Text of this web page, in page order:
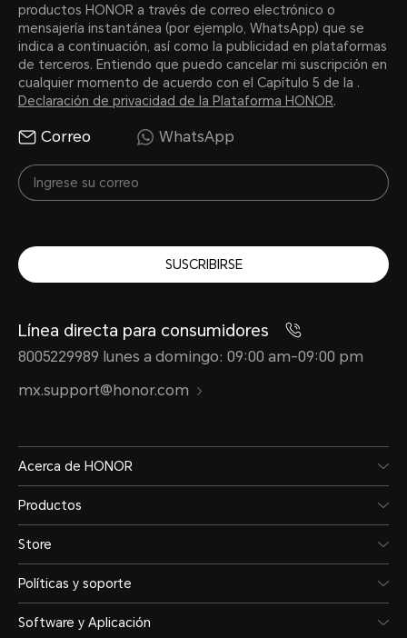
productos HONOR a través de correo electrónico o
mensajería instantánea (por ejemplo, WhatsApp) que se
indica a continuación, así como la publicidad en plataformas
de terceros. Entiendo que puedo cancelar mi suscripción en
cualquier momento de acuerdo con el Capítulo 5 de la .
Declaración de privacidad de la Plataforma HONOR.
Correo WhatsApp
SUSCRIBIRSE
Línea directa para consumidores
8005229989 lunes a domingo: 09:00 am-09:00 pm
mx.support@honor.com
Acerca de HONOR
Productos
Store
Políticas y soporte
Software y Aplicación